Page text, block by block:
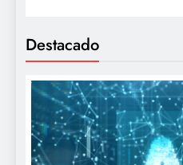
Destacado